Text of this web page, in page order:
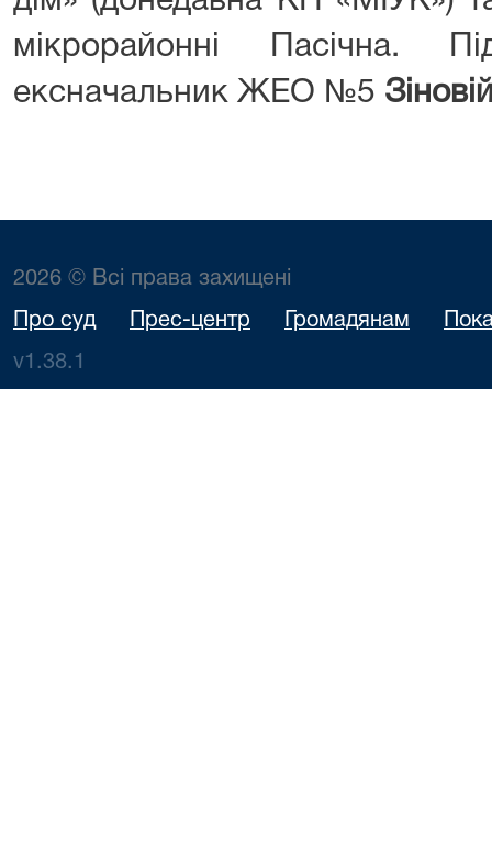
мікрорайонні Пасічна.
ексначальник ЖЕО №5
2026 © Всі права захищені
Про суд Прес-центр Громадянам
v1.38.1